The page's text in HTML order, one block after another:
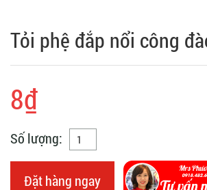
Tỏi phệ đắp nổi công
8₫
Số lượng:
Đặt hàng ngay